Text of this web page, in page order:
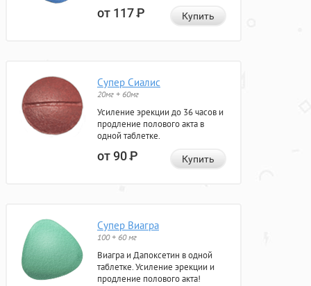
от 117Р Купить
Супер Сиалис
20мг + 60мг
Усиление эрекции до 36 часов и
продление полового акта в
одной таблетке.
от 90Р Купить
Супер Виагра
100 + 60 мг
Виагра и Дапоксетин в одной
таблетке. Усиление эрекции и
продление полового акта!